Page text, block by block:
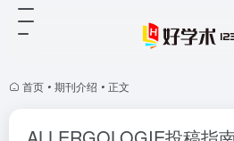
首页 • 期刊介绍 • 正文